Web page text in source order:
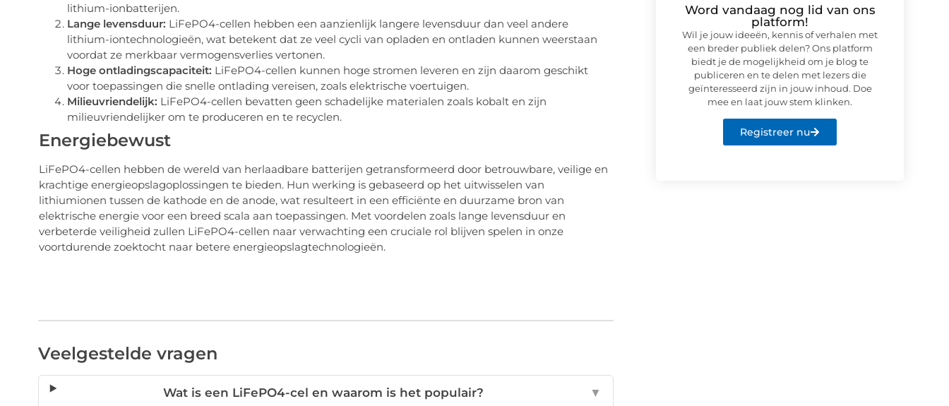
lithium-ionbatterijen.
Lange levensduur: LiFePO4-cellen hebben een aanzienlijk langere levensduur dan veel andere
lithium-iontechnologieën, wat betekent dat ze veel cycli van opladen en ontladen kunnen weerstaan
voordat ze merkbaar vermogensverlies vertonen.
Hoge ontladingscapaciteit: LiFePO4-cellen kunnen hoge stromen leveren en zijn daarom geschikt
voor toepassingen die snelle ontlading vereisen, zoals elektrische voertuigen.
Milieuvriendelijk: LiFePO4-cellen bevatten geen schadelijke materialen zoals kobalt en zijn
milieuvriendelijker om te produceren en te recyclen.
Energiebewust
LiFePO4-cellen hebben de wereld van herlaadbare batterijen getransformeerd door betrouwbare, veilige en
krachtige energieopslagoplossingen te bieden. Hun werking is gebaseerd op het uitwisselen van
lithiumionen tussen de kathode en de anode, wat resulteert in een efficiënte en duurzame bron van
elektrische energie voor een breed scala aan toepassingen. Met voordelen zoals lange levensduur en
verbeterde veiligheid zullen LiFePO4-cellen naar verwachting een cruciale rol blijven spelen in onze
voortdurende zoektocht naar betere energieopslagtechnologieën.
Veelgestelde vragen
Wat is een LiFePO4-cel en waarom is het populair? ▼
Word vandaag nog lid van ons
platform!
Wil je jouw ideeën, kennis of verhalen met
een breder publiek delen? Ons platform
biedt je de mogelijkheid om je blog te
publiceren en te delen met lezers die
geïnteresseerd zijn in jouw inhoud. Doe
mee en laat jouw stem klinken.
Registreer nu